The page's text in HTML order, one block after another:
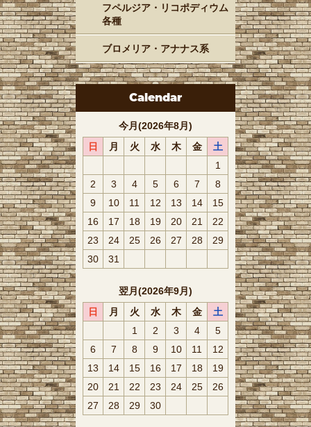
フペルジア・リコポディウム
各種
ブロメリア・アナナス系
Calendar
今月(2026年8月)
日
月 火 水 木 金
土
1
2
3 4 5 6 7
8
9
10 11 12 13 14
15
16
17 18 19 20 21
22
23
24 25 26 27 28
29
30
31
翌月(2026年9月)
日
月 火 水 木 金
土
1
2 3 4
5
6
7 8 9 10 11
12
13
14 15 16 17 18
19
20
21 22 23 24 25
26
27
28 29 30